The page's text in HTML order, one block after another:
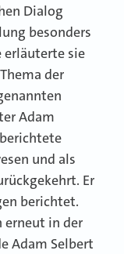
Dialog
besonders
erläuterte sie
der
Adam
und als
Er
berichtet.
erneut in der
Adam Selbert